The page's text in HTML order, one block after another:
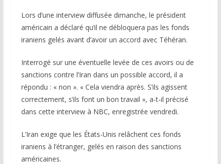
Lors d’une interview diffusée dimanche, le président
américain a déclaré qu’il ne débloquera pas les fonds
iraniens gelés avant d’avoir un accord avec Téhéran.
Interrogé sur une éventuelle levée de ces avoirs ou de
sanctions contre l’Iran dans un possible accord, il a
répondu : « non ». « Cela viendra après. S’ils agissent
correctement, s’ils font un bon travail », a-t-il précisé
dans cette interview à NBC, enregistrée vendredi.
L’Iran exige que les États-Unis relâchent ces fonds
iraniens à l’étranger, gelés en raison des sanctions
américaines.